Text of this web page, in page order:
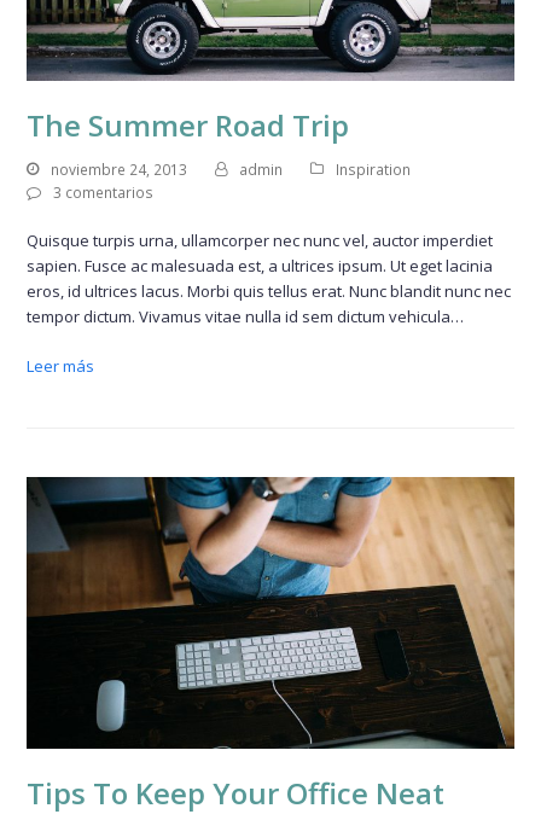
The Summer Road Trip
noviembre 24, 2013 admin
Inspiration
3 comentarios
Quisque turpis urna, ullamcorper nec nunc vel, auctor imperdiet
sapien. Fusce ac malesuada est, a ultrices ipsum. Ut eget lacinia
eros, id ultrices lacus. Morbi quis tellus erat. Nunc blandit nunc nec
tempor dictum. Vivamus vitae nulla id sem dictum vehicula…
Leer más
Tips To Keep Your Office Neat